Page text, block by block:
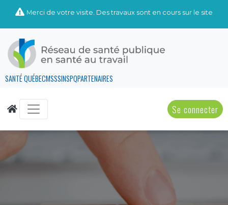
Merci de votre visite. Des travaux sont en cours sur le site
SANTÉ QUÉBECMSSSINSPQPARTENAIRES
Se connecter